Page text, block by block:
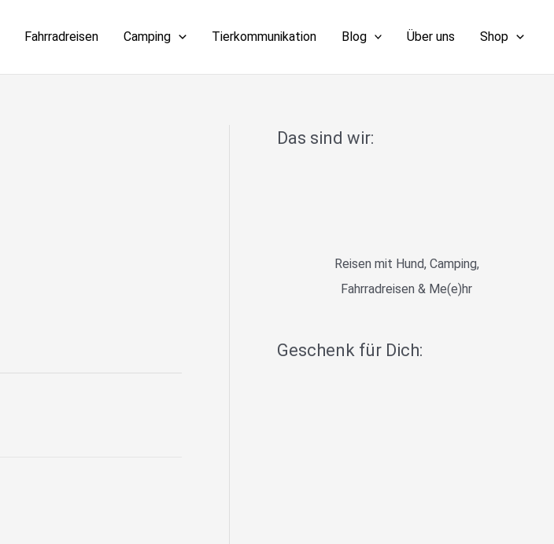
Fahrradreisen Camping Tierkommunikation Blog Über uns Shop
Das sind wir:
Reisen mit Hund, Camping,
Fahrradreisen & Me(e)hr
Geschenk für Dich: